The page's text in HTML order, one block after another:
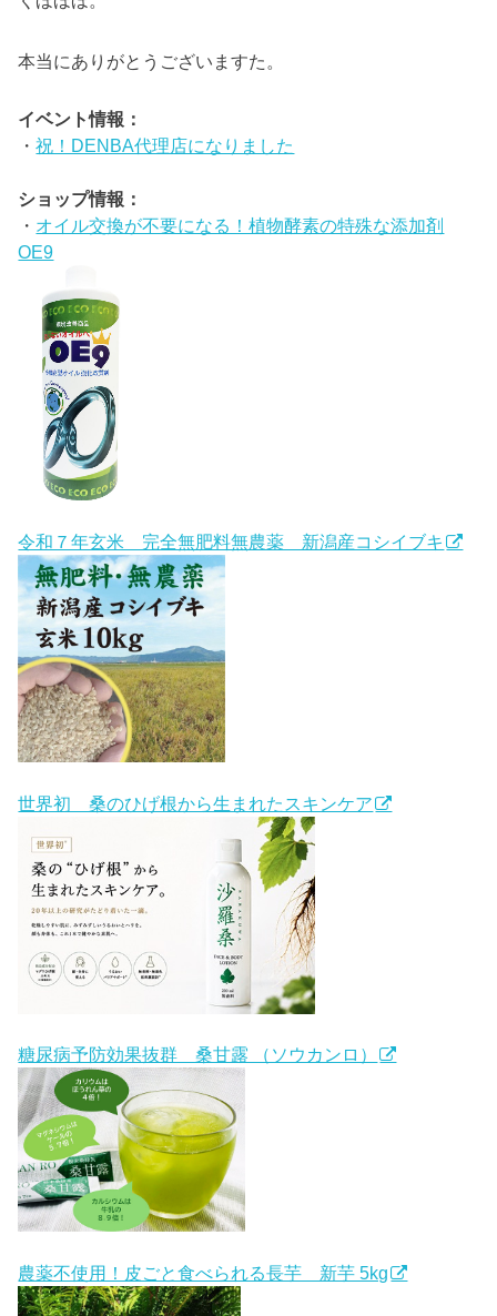
本当にありがとうございますた。
イベント情報：
・祝！DENBA代理店になりました
ショップ情報：
・ オイル交換が不要になる！植物酵素の特殊な添加剤
OE9
令和７年玄米 完全無肥料無農薬 新潟産コシイブキ
世界初 桑のひげ根から生まれたスキンケア
糖尿病予防効果抜群 桑甘露 （ソウカンロ）
農薬不使用！皮ごと食べられる長芋 新芋 5kg